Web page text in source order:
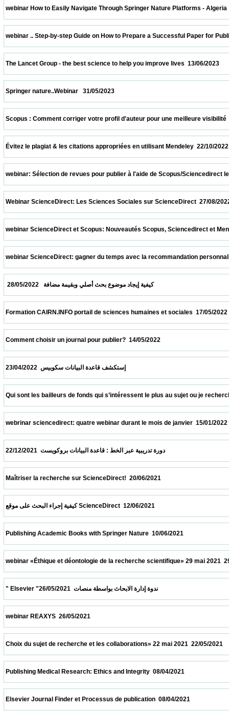
webinar How to Easily Navigate Through Springer Nature
webinar .. Step-by-step Guide on How to Prepare a Successful
The Lancet Group - the best science to help you improve lives
Springer nature..Webinar   31/05/2023
Scopus : Comment corriger votre profil d'auteur pour une
Évitez le plagiat & les citations appropriées en utilisant
webinar: Sélection de revues pour publier à l'aide de Scopus/
Webinar ScienceDirect: Les Sciences Sociales sur
webinar ScienceDirect et Scopus: Nouveautés Scopus,
webinar ScienceDirect: gagner du temps avec la recommandation
كيفية إيجاد موضوع بحث أصلي وبقيمة مضافة   28/05/2022
Formation CAIRN.INFO portail de sciences humaines et
Comment choisir un journal pour publier?  14/05/2022
Qui sont les bailleurs de fonds qui s’intéressent le plus au sujet
webrinar sciencedirect: quatre webinar durant le mois de janvier
دورة تدريبية عبر الخط : قاعدة البيانات بروكويست  22/12/2021
Maîtriser la recherche sur ScienceDirect!  20/06/2021
كيفية إجراء البحث على موقع ScienceDirect  12/06/2021
Publishing Academic Books with Springer Nature  10/06/2021
webinar «Éthique et déontologie de la recherche scientifique» 29
webinar REAXYS  26/05/2021
Choix du sujet de recherche et les collaborations» 22 mai 2021
Publishing Medical Research: Ethics and Integrity  08/04/2021
Elsevier Journal Finder et Processus de publication  08/04/